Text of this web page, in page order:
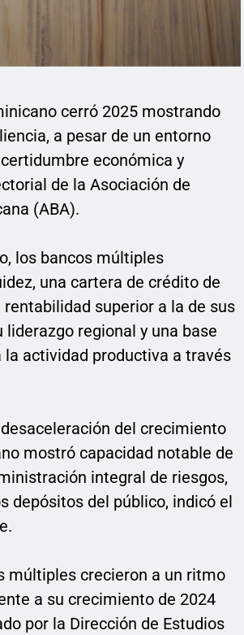
cerró 2025 mostrando
a pesar de un entorno
económica y
de la Asociación de
(ABA).
los bancos múltiples
una cartera de crédito de
superior a la de sus
regional y una base
actividad productiva a través
del crecimiento
mostró capacidad notable de
integral de riesgos,
depósitos del público, indicó el
múltiples crecieron a un ritmo
a su crecimiento de 2024
por la Dirección de Estudios